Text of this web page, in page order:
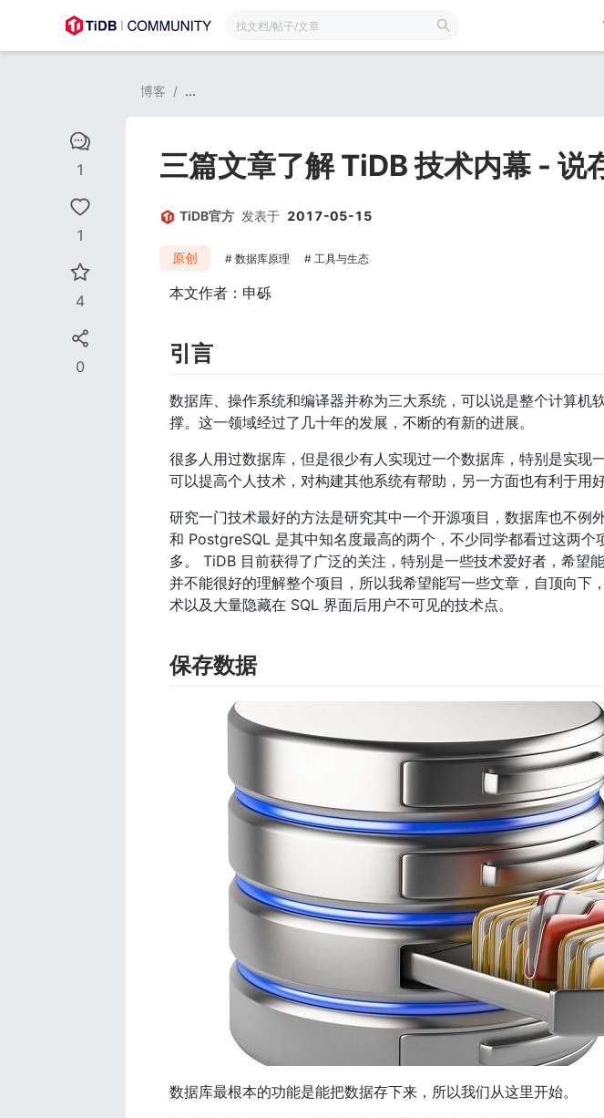
1
1
4
0
博客 / ...
三篇文章了解 TiDB 技术内幕 - 说
TiDB官方发表于 2017-05-15
原创 数据库原理 工具与生态
本文作者：申砾
引言
数据库、操作系统和编译器并称为三大系统，可以说是整个计算机
撑。这一领域经过了几十年的发展，不断的有新的进展。
很多人用过数据库，但是很少有人实现过一个数据库，特别是实
可以提高个人技术，对构建其他系统有帮助，另一方面也有利于用好
研究一门技术最好的方法是研究其中一个开源项目，数据库也不
和 PostgreSQL 是其中知名度最高的两个，不少同学都看过这两
多。 TiDB 目前获得了广泛的关注，特别是一些技术爱好者，希望
并不能很好的理解整个项目，所以我希望能写一些文章，自顶向
术以及大量隐藏在 SQL 界面后用户不可见的技术点。
保存数据
数据库最根本的功能是能把数据存下来，所以我们从这里开始。